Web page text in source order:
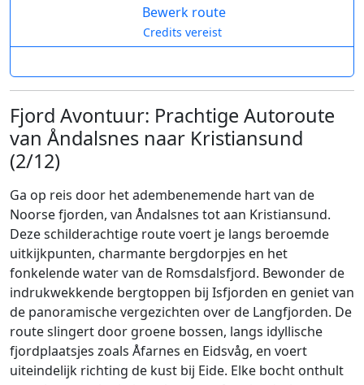
Bewerk route
Credits vereist
Fjord Avontuur: Prachtige Autoroute
van Åndalsnes naar Kristiansund
(2/12)
Ga op reis door het adembenemende hart van de
Noorse fjorden, van Åndalsnes tot aan Kristiansund.
Deze schilderachtige route voert je langs beroemde
uitkijkpunten, charmante bergdorpjes en het
fonkelende water van de Romsdalsfjord. Bewonder de
indrukwekkende bergtoppen bij Isfjorden en geniet van
de panoramische vergezichten over de Langfjorden. De
route slingert door groene bossen, langs idyllische
fjordplaatsjes zoals Åfarnes en Eidsvåg, en voert
uiteindelijk richting de kust bij Eide. Elke bocht onthult